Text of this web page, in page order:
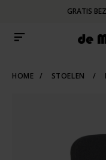
GRATIS
HOME / STOELEN /